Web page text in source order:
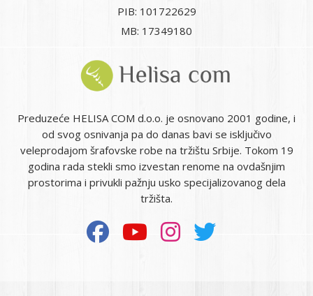
PIB: 101722629
MB: 17349180
Preduzeće HELISA COM d.o.o. je osnovano 2001 godine, i
od svog osnivanja pa do danas bavi se isključivo
veleprodajom šrafovske robe na tržištu Srbije. Tokom 19
godina rada stekli smo izvestan renome na ovdašnjim
prostorima i privukli pažnju usko specijalizovanog dela
tržišta.